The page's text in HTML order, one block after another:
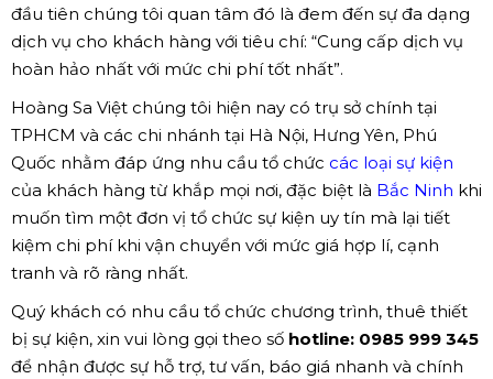
đầu tiên chúng tôi quan tâm đó là đem đến sự đa dạng
dịch vụ cho khách hàng với tiêu chí: “Cung cấp dịch vụ
hoàn hảo nhất với mức chi phí tốt nhất”.
Hoàng Sa Việt chúng tôi hiện nay có trụ sở chính tại
TPHCM và các chi nhánh tại Hà Nội, Hưng Yên, Phú
Quốc nhằm đáp ứng nhu cầu tổ chức các loại sự kiện
của khách hàng từ khắp mọi nơi, đặc biệt là Bắc Ninh khi
muốn tìm một đơn vị tổ chức sự kiện uy tín mà lại tiết
kiệm chi phí khi vận chuyển với mức giá hợp lí, cạnh
tranh và rõ ràng nhất.
Quý khách có nhu cầu tổ chức chương trình, thuê thiết
bị sự kiện, xin vui lòng gọi theo số hotline: 0985 999 345
để nhận được sự hỗ trợ, tư vấn, báo giá nhanh và chính